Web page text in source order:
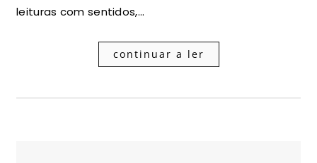
leituras com sentidos,…
continuar a ler